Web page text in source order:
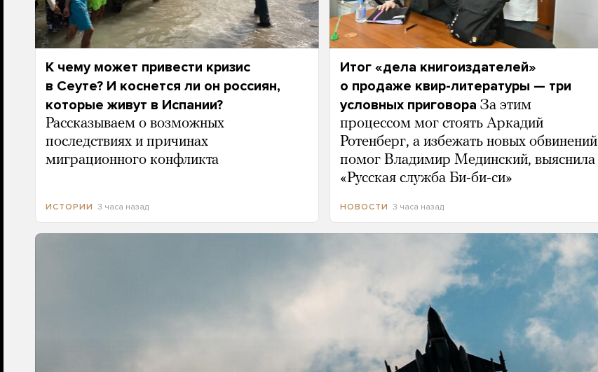
К чему может привести кризис
в Сеуте? И коснется ли он россиян,
которые живут в Испании?
Рассказываем о возможных
последствиях и причинах
миграционного конфликта
ИСТОРИИ 3 часа назад
Итог «дела книгоиздателей»
о продаже квир-литературы — три
условных приговора За этим
процессом мог стоять Аркадий
Ротенберг, а избежать новых обвинений
помог Владимир Мединский, выяснила
«Русская служба Би-би-си»
НОВОСТИ 3 часа назад